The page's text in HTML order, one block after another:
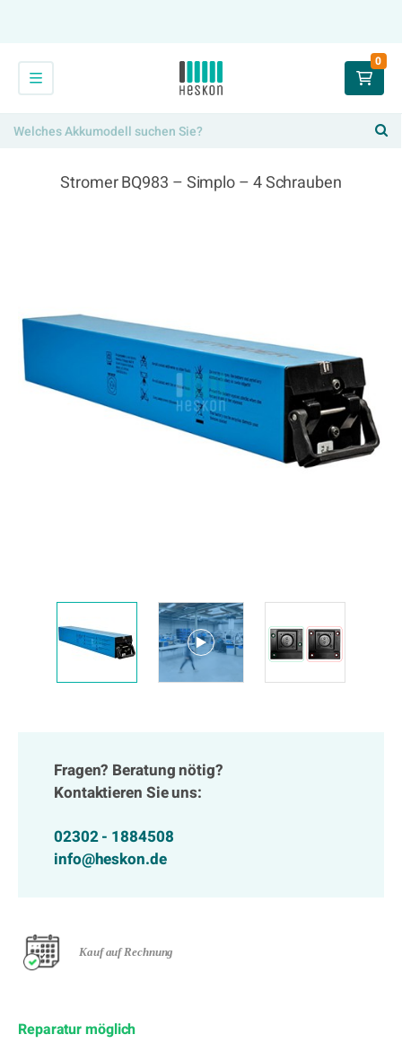
0
Stromer BQ983 – Simplo – 4 Schrauben
Fragen? Beratung nötig?
Kontaktieren Sie uns:
02302 - 1884508
info@heskon.de
Kauf auf Rechnung
Reparatur möglich